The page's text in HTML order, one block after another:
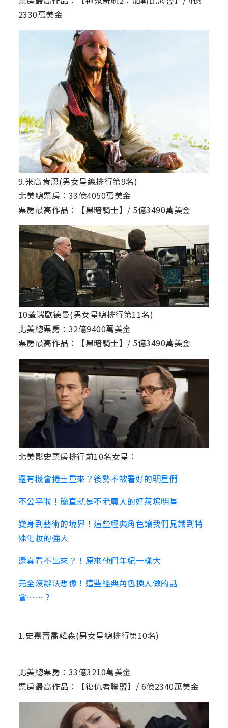
2330萬美金
9.米高肯恩(男女星總排行第9名)
北美總票房：33億4050萬美金
票房最高作品：【黑暗騎士】/ 5億3490萬美金
10蓋瑞歐德曼(男女星總排行第11名)
北美總票房：32億9400萬美金
票房最高作品：【黑暗騎士】/ 5億3490萬美金
北美影史票房排行前10名女星：
還有機會捲土重來？後勢不被看好的明星們
不公平啦！簡直就是不老魔人的好萊塢明星
變身到藝術的境界！這些經典角色讓我們見識到特
殊化妝的強大
還真看不出來？！原來他們年紀一樣大
完全沒辦法想像！這些經典角色換人做的話
會……？
1.史嘉蕾喬韓森(男女星總排行第10名)
北美總票房：33億3210萬美金
票房最高作品：【復仇者聯盟】/ 6億2340萬美金